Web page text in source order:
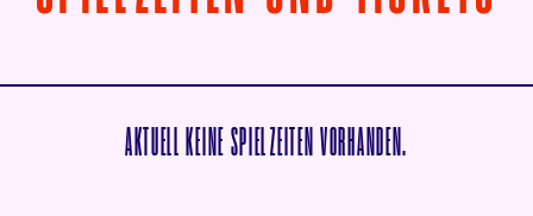
AKTUELL KEINE SPIELZEITEN VORHANDEN.